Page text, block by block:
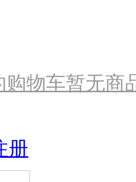
购物车暂无商
册